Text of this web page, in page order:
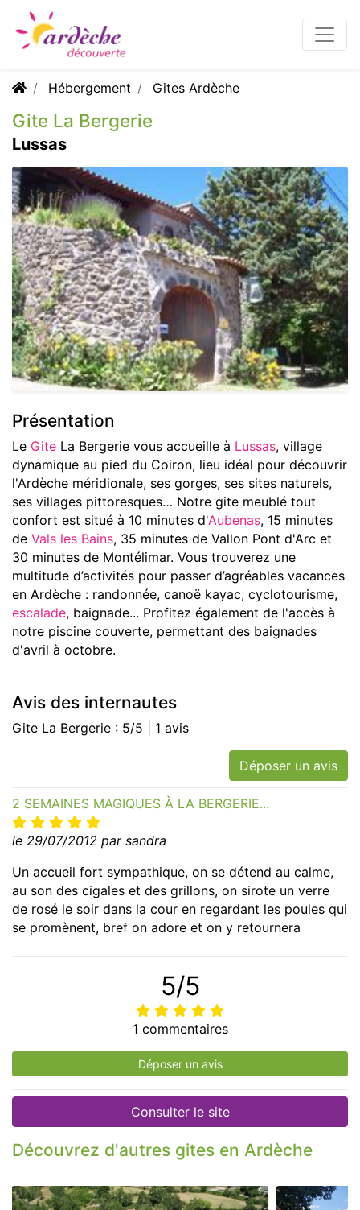
Hébergement Gites Ardèche
Gite La Bergerie
Lussas
Présentation
Le Gite La Bergerie vous accueille à Lussas, village
dynamique au pied du Coiron, lieu idéal pour découvrir
l'Ardèche méridionale, ses gorges, ses sites naturels,
ses villages pittoresques… Notre gite meublé tout
confort est situé à 10 minutes d'Aubenas, 15 minutes
de Vals les Bains, 35 minutes de Vallon Pont d'Arc et
30 minutes de Montélimar. Vous trouverez une
multitude d’activités pour passer d’agréables vacances
en Ardèche : randonnée, canoë kayac, cyclotourisme,
escalade, baignade... Profitez également de l'accès à
notre piscine couverte, permettant des baignades
d'avril à octobre.
Avis des internautes
Gite La Bergerie : 5/5 | 1 avis
Déposer un avis
2 SEMAINES MAGIQUES À LA BERGERIE...
le 29/07/2012 par sandra
Un accueil fort sympathique, on se détend au calme,
au son des cigales et des grillons, on sirote un verre
de rosé le soir dans la cour en regardant les poules qui
se promènent, bref on adore et on y retournera
5/5
1 commentaires
Déposer un avis
Consulter le site
Découvrez d'autres gites en Ardèche